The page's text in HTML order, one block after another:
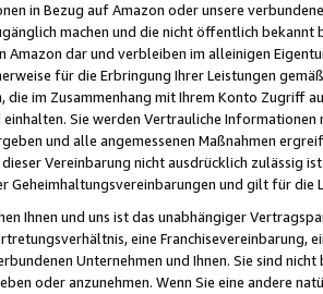
in Bezug auf Amazon oder unsere
machen und die nicht öffentlich
Amazon dar und verbleiben im alleinigen
für die Erbringung Ihrer Leistungen
die im Zusammenhang mit Ihrem Konto
einhalten. Sie werden Vertrauliche
und alle angemessenen Maßnahmen
Vereinbarung nicht ausdrücklich zulässig
Geheimhaltungsvereinbarungen und gilt für die
Ihnen und uns ist das unabhängiger
eine Franchisevereinbarung,
Unternehmen und Ihnen. Sie sind
oder anzunehmen. Wenn Sie eine andere